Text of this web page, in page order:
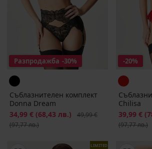
Разпродажба -30%
Съблазнителен комплект
Donna Dream
Намаление
34,99 € (68,43 лв.) Първоначална цена
49,99 €
(97,77 лв.)
-20%
Chilisa
Намаление
39,99 €
(97,77 лв.)
LIMITED